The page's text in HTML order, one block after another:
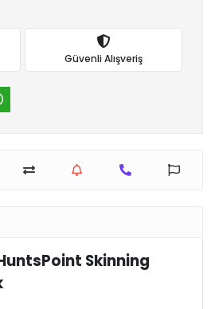
Güvenli Alışveriş
Skinning